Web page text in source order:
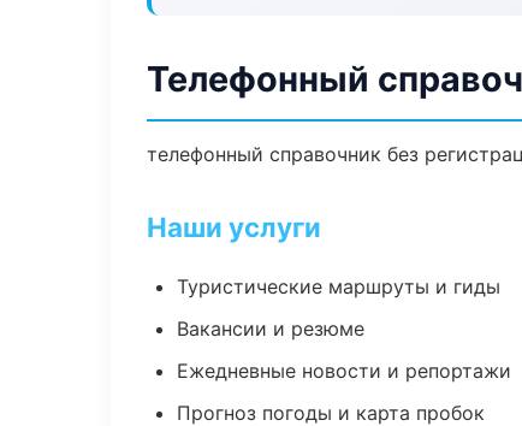
Телефонный
телефонный справочник без
Наши услуги
Туристические маршруты и гиды
Вакансии и резюме
Ежедневные новости и репортажи
Прогноз погоды и карта пробок